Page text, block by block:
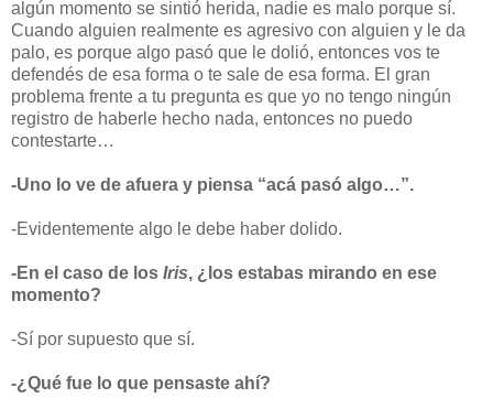
algún momento se sintió herida, nadie es malo porque sí.
Cuando alguien realmente es agresivo con alguien y le da
palo, es porque algo pasó que le dolió, entonces vos te
defendés de esa forma o te sale de esa forma. El gran
problema frente a tu pregunta es que yo no tengo ningún
registro de haberle hecho nada, entonces no puedo
contestarte…
-Uno lo ve de afuera y piensa “acá pasó algo…”.
-Evidentemente algo le debe haber dolido.
-En el caso de los Iris, ¿los estabas mirando en ese
momento?
-Sí por supuesto que sí.
-¿Qué fue lo que pensaste ahí?